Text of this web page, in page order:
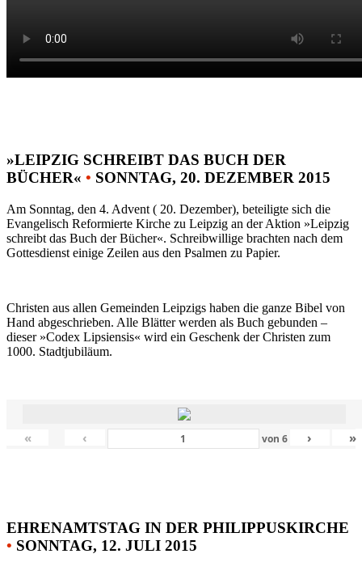
»LEIPZIG SCHREIBT DAS BUCH DER
BÜCHER« • SONNTAG, 20. DEZEMBER 2015
Am Sonntag, den 4. Advent ( 20. Dezember), beteiligte sich die
Evangelisch Reformierte Kirche zu Leipzig an der Aktion »Leipzig
schreibt das Buch der Bücher«. Schreibwillige brachten nach dem
Gottesdienst einige Zeilen aus den Psalmen zu Papier.
Christen aus allen Gemeinden Leipzigs haben die ganze Bibel von
Hand abgeschrieben. Alle Blätter werden als Buch gebunden –
dieser »Codex Lipsiensis« wird ein Geschenk der Christen zum
1000. Stadtjubiläum.
« ‹ von 6 › »
EHRENAMTSTAG IN DER PHILIPPUSKIRCHE
• SONNTAG, 12. JULI 2015